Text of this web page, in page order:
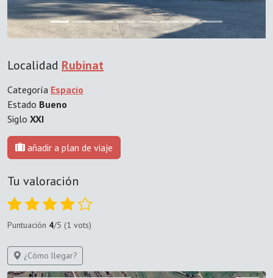
Localidad Rubinat
Categoría Espacio
Estado Bueno
Siglo XXI
añadir a plan de viaje
Tu valoración
Puntuación 4/5 (1 vots)
¿Cómo llegar?